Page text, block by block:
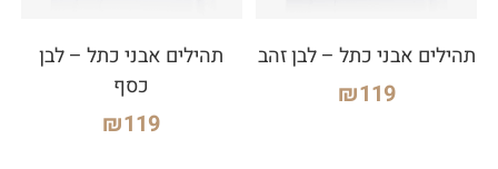
תהילים אבני כתל – לבן זהב
₪119
תהילים אבני כתל – לבן
כסף
₪119